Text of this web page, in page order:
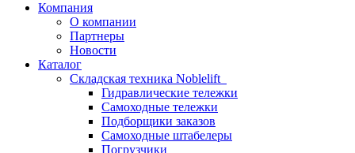
Компания
О компании
Партнеры
Новости
Каталог
Складская техника Noblelift
Гидравлические тележки
Самоходные тележки
Подборщики заказов
Самоходные штабелеры
Погрузчики